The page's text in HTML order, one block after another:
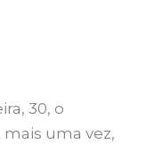
30, o
uma vez,